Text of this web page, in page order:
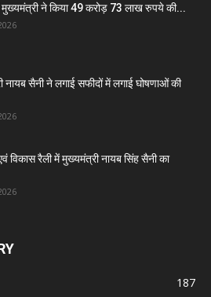
मुख्यमंत्री ने किया 49 करोड़ 73 लाख रुपये की...
नायब सैनी ने लगाई सफीदों में लगाई घोषणाओं की
विकास रैली में मुख्यमंत्री नायब सिंह सैनी का
187